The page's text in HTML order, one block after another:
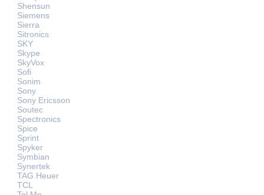
Shensun
Siemens
Sierra
Sitronics
SKY
Skype
SkyVox
Sofi
Sonim
Sony
Sony Ericsson
Soutec
Spectronics
Spice
Sprint
Spyker
Symbian
Synertek
TAG Heuer
TCL